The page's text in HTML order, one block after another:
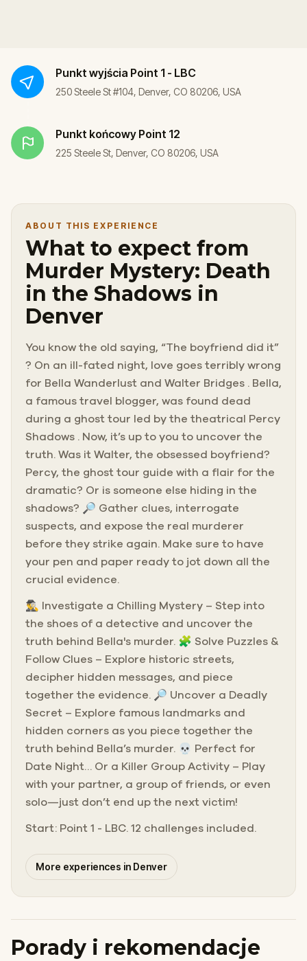
Punkt wyjścia Point 1 - LBC
250 Steele St #104, Denver, CO 80206, USA
Punkt końcowy Point 12
225 Steele St, Denver, CO 80206, USA
ABOUT THIS EXPERIENCE
What to expect from
Murder Mystery: Death
in the Shadows in
Denver
You know the old saying, “The boyfriend did it”
? On an ill-fated night, love goes terribly wrong
for Bella Wanderlust and Walter Bridges . Bella,
a famous travel blogger, was found dead
during a ghost tour led by the theatrical Percy
Shadows . Now, it’s up to you to uncover the
truth. Was it Walter, the obsessed boyfriend?
Percy, the ghost tour guide with a flair for the
dramatic? Or is someone else hiding in the
shadows? 🔎 Gather clues, interrogate
suspects, and expose the real murderer
before they strike again. Make sure to have
your pen and paper ready to jot down all the
crucial evidence.
🕵️‍♂️ Investigate a Chilling Mystery – Step into
the shoes of a detective and uncover the
truth behind Bella's murder. 🧩 Solve Puzzles &
Follow Clues – Explore historic streets,
decipher hidden messages, and piece
together the evidence. 🔎 Uncover a Deadly
Secret – Explore famous landmarks and
hidden corners as you piece together the
truth behind Bella’s murder. 💀 Perfect for
Date Night… Or a Killer Group Activity – Play
with your partner, a group of friends, or even
solo—just don’t end up the next victim!
Start: Point 1 - LBC. 12 challenges included.
More experiences in Denver
Porady i rekomendacje